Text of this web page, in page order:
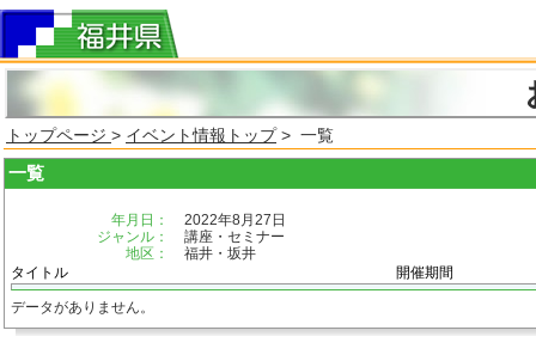
トップページ > イベント情報トップ> 一覧
一覧
年月日：
2022年8月27日
ジャンル：
講座・セミナー
地区：
福井・坂井
タイトル
開催期間
データがありません。